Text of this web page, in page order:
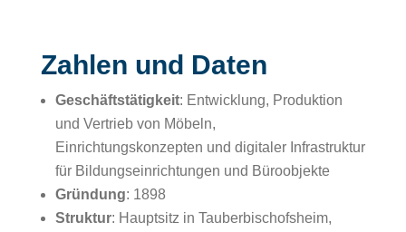
Zahlen und Daten
Geschäftstätigkeit: Entwicklung, Produktion
und Vertrieb von Möbeln,
Einrichtungskonzepten und digitaler Infrastruktur
für Bildungseinrichtungen und Büroobjekte
Gründung: 1898
Struktur: Hauptsitz in Tauberbischofsheim,